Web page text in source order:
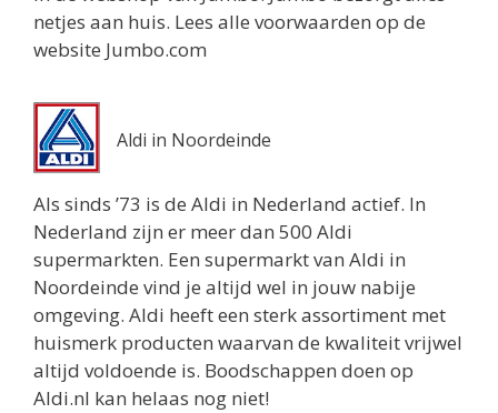
1 km
Routebeschrijving
netjes aan huis. Lees alle voorwaarden op de
website Jumbo.com
Aldi in Noordeinde
Als sinds ’73 is de Aldi in Nederland actief. In
Nederland zijn er meer dan 500 Aldi
supermarkten. Een supermarkt van Aldi in
Noordeinde vind je altijd wel in jouw nabije
omgeving. Aldi heeft een sterk assortiment met
huismerk producten waarvan de kwaliteit vrijwel
altijd voldoende is. Boodschappen doen op
Aldi.nl kan helaas nog niet!